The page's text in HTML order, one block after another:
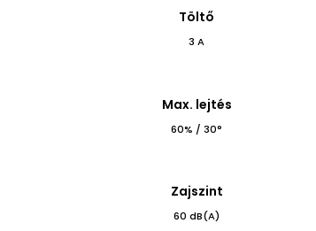
Töltő
3 A
Max. lejtés
60% / 30°
Zajszint
60 dB(A)